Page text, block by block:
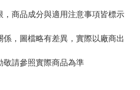
商品成分與適用注意事項皆標示
，圖檔略有差異，實際以廠商出
請參照實際商品為準